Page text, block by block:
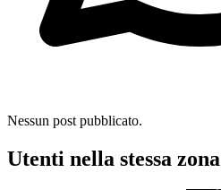
Nessun post pubblicato.
Utenti nella stessa zona